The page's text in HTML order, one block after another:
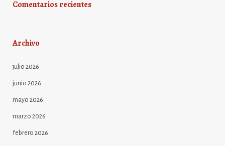
Comentarios recientes
Archivo
julio 2026
junio 2026
mayo 2026
marzo 2026
febrero 2026